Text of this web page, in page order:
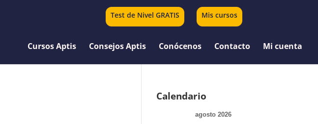
Test de Nivel GRATIS Mis cursos
Cursos Aptis Consejos Aptis Conócenos Contacto Mi cuenta
Calendario
agosto 2026